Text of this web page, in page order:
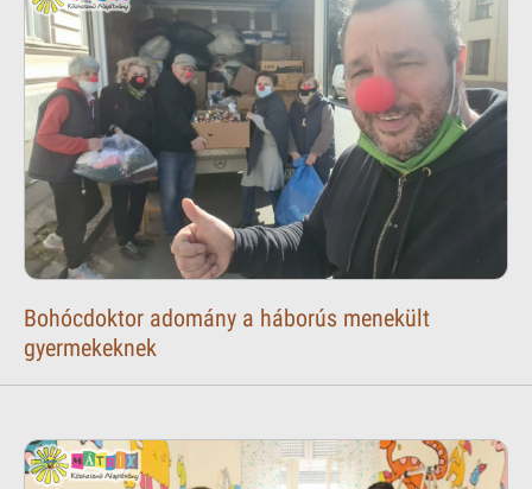
Bohócdoktor adomány a háborús menekült
gyermekeknek